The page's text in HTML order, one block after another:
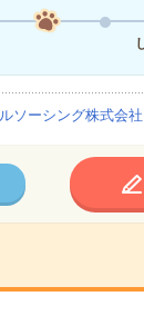
ソーシング株式会